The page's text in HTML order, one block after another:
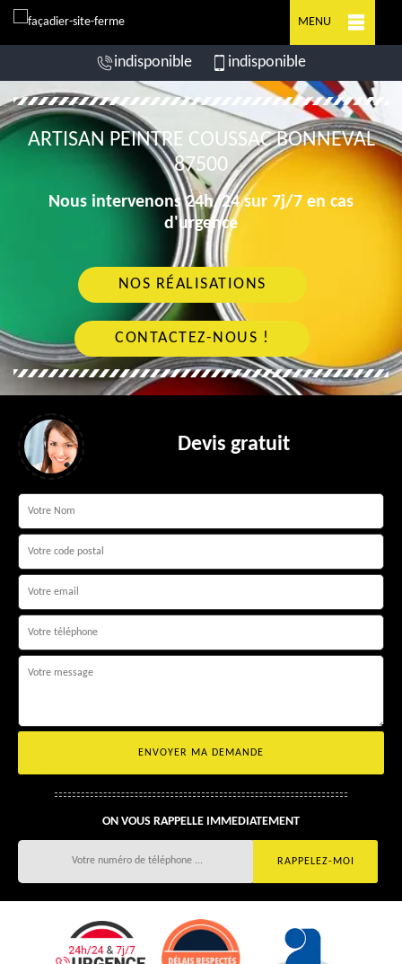
MENU
indisponible indisponible
ARTISAN PEINTRE COUSSAC BONNEVAL
87500
Nous intervenons 24h/24 sur 7j/7 en cas
d'urgence
NOS RÉALISATIONS
CONTACTEZ-NOUS !
Devis gratuit
ON VOUS RAPPELLE IMMEDIATEMENT